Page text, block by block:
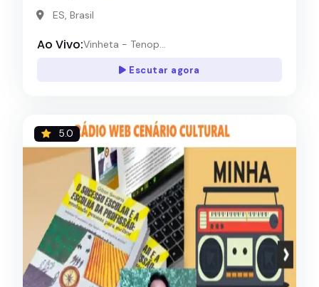
ES, Brasil
Ao Vivo:Vinheta - Tenop...
Escutar agora
5.0